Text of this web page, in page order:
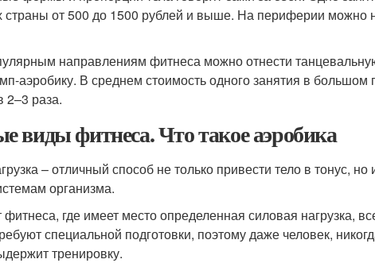
страны от 500 до 1500 рублей и выше. На периферии можно
направлениям фитнеса можно отнести
аэробику. В среднем стоимость одного занятия в
2–3 раза.
виды фитнеса. Что такое аэробика
– отличный способ не только привести тело в тонус,
организма.
фитнеса, где имеет место определенная силовая нагрузка,
специальной подготовки, поэтому даже человек,
тренировку.